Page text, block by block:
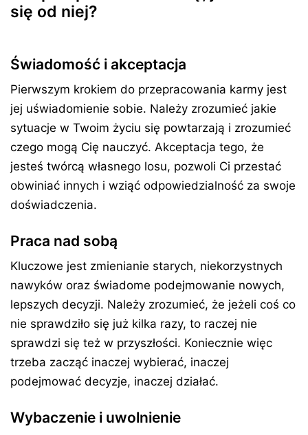
się od niej?
Świadomość i akceptacja
Pierwszym krokiem do przepracowania karmy jest
jej uświadomienie sobie. Należy zrozumieć jakie
sytuacje w Twoim życiu się powtarzają i zrozumieć
czego mogą Cię nauczyć. Akceptacja tego, że
jesteś twórcą własnego losu, pozwoli Ci przestać
obwiniać innych i wziąć odpowiedzialność za swoje
doświadczenia.
Praca nad sobą
Kluczowe jest zmienianie starych, niekorzystnych
nawyków oraz świadome podejmowanie nowych,
lepszych decyzji. Należy zrozumieć, że jeżeli coś co
nie sprawdziło się już kilka razy, to raczej nie
sprawdzi się też w przyszłości. Koniecznie więc
trzeba zacząć inaczej wybierać, inaczej
podejmować decyzje, inaczej działać.
Wybaczenie i uwolnienie